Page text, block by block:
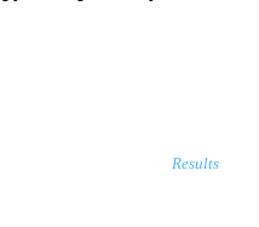
Results